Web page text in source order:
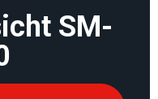
SM-